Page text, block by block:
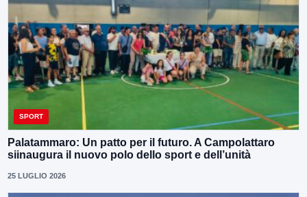
SPORT
Palatammaro: Un patto per il futuro. A Campolattaro
siinaugura il nuovo polo dello sport e dell’unità
25 LUGLIO 2026